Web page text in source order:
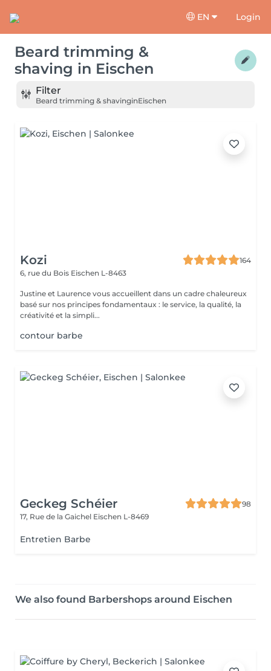
EN Login
Beard trimming &
shaving in Eischen
Filter
Beard trimming & shavinginEischen
Kozi
164
6, rue du Bois Eischen L-8463
Justine et Laurence vous accueillent dans un cadre chaleureux
basé sur nos principes fondamentaux : le service, la qualité, la
créativité et la simpli...
contour barbe
Geckeg Schéier
98
17, Rue de la Gaichel Eischen L-8469
Entretien Barbe
We also found Barbershops around Eischen